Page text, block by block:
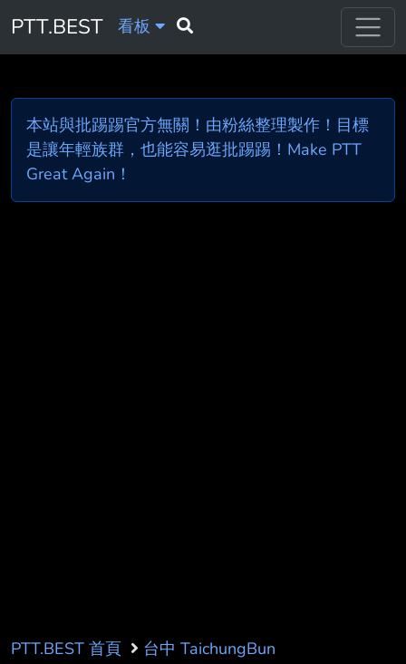
PTT.BEST 看板
本站與批踢踢官方無關！由粉絲整理製作！目標
是讓年輕族群，也能容易逛批踢踢！Make PTT
Great Again！
PTT.BEST 首頁 台中 TaichungBun